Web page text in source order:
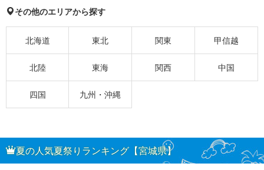
その他のエリアから探す
北海道 東北 関東 甲信越
北陸 東海 関西 中国
四国 九州・沖縄
夏の人気夏祭りランキング【宮城県】